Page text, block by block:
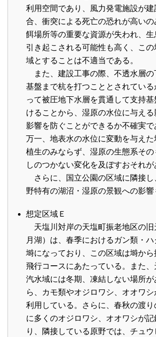
利用空間であり、風力発電施設が
合、衝突による死亡の恐れが高い
餌場所等の重要な資源が失われ、
引き起こされる可能性も高く、こ
域とすることは不適当である。
また、建設工事の際、不透水層の
基盤まで杭を打つこととされてい
って被圧地下水層を貫通して支持基
けることから、湿原の水位に与える
影響を防ぐことができるか不確実で
万一、地表水の水位に変動を与え
植生のみならず、湿原の生態系その
しのつかない変化を及ぼすおそれが
さらに、国立公園の区域に隣接し
野特有の湖沼・湿原の景観への影響
想定区域Ｅ
天塩川対岸の天塩町振老地区の旧
月湖）は、春季におけるガン類・
塒になっており、この区域は塒から
飛行コースにあたっている。また
汽水域には冬期、凍結しない場所
ら、カモ類やオジロワシ、オオワシ
利用している。さらに、春秋の渡
に多くのオジロワシ、オオワシが記
り、隣接している原野では、チュ